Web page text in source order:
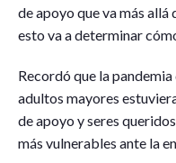
de apoyo que va más allá
esto va a determinar
Recordó que la
adultos mayores
de apoyo y seres
más vulnerables ante la